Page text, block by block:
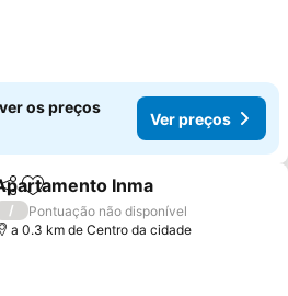
os preços
Ver preços
Adicionar aos favoritos
Inma
/
Pontuação não disponível
a 0.3 km de Centro da cidade